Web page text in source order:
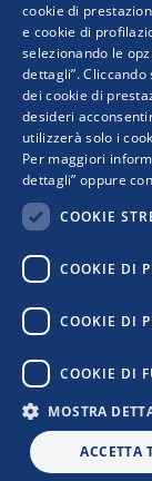
cookie di
e cookie di
selezionando le
dettagli”.
dei cookie di
desideri
utilizzerà solo i
Per maggiori
dettagli” oppure
COOKIE
COOKIE DI
COOKIE DI
COOKIE DI
MOSTRA
ACCETTA